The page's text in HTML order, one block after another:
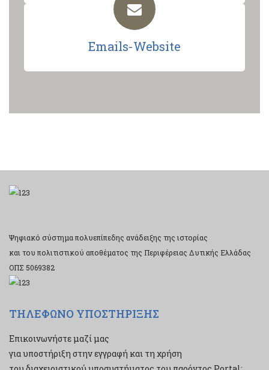
Emails-Website
Ψηφιακό σύστημα πολυεπίπεδης ανάδειξης της ιστορίας
και του πολιτιστικού αποθέματος της Περιφέρειας Δυτικής Ελλάδας
ΟΠΣ 5069382
ΤΗΛΕΦΩΝΟ ΥΠΟΣΤΗΡΙΞΗΣ
Επικοινωνήστε μαζί μας
για υποστήριξη στην εγγραφή και τη χρήση